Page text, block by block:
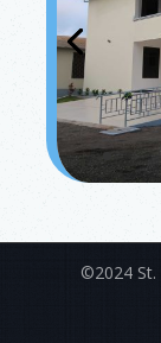
©2024 St.